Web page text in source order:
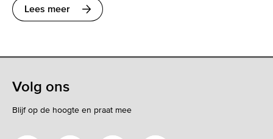
Lees meer
Volg ons
Blijf op de hoogte en praat mee